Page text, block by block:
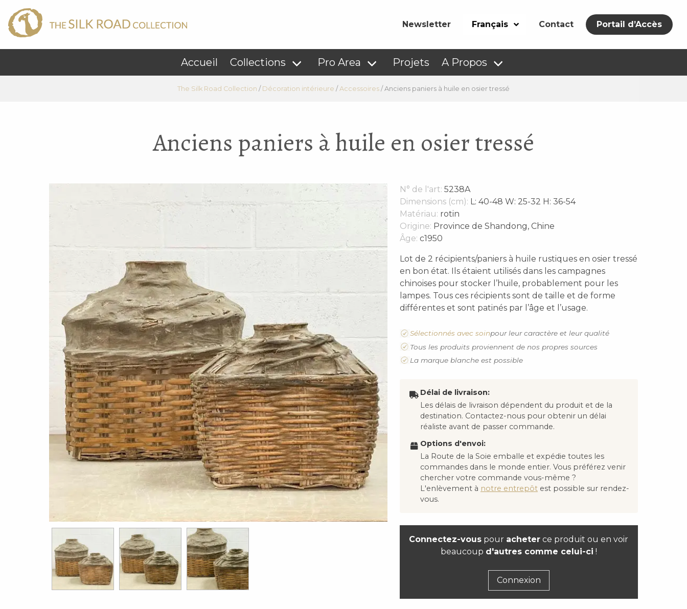
Newsletter Français Contact Portail d’Accès
Accueil Collections Pro Area Projets A Propos
The Silk Road Collection / Décoration intérieure / Accessoires / Anciens paniers à huile en osier tressé
Anciens paniers à huile en osier tressé
N° de l'art: 5238A
Dimensions (cm): L: 40-48 W: 25-32 H: 36-54
Matériau: rotin
Origine: Province de Shandong, Chine
Âge: c1950
Lot de 2 récipients/paniers à huile rustiques en osier tressé
en bon état. Ils étaient utilisés dans les campagnes
chinoises pour stocker l’huile, probablement pour les
lampes. Tous ces récipients sont de taille et de forme
différentes et sont patinés par l’âge et l’usage.
Sélectionnés avec soinpour leur caractère et leur qualité
Tous les produits proviennent de nos propres sources
La marque blanche est possible
Délai de livraison:
Les délais de livraison dépendent du produit et de la
destination. Contactez-nous pour obtenir un délai
réaliste avant de passer commande.
Options d'envoi:
La Route de la Soie emballe et expédie toutes les
commandes dans le monde entier. Vous préférez venir
chercher votre commande vous-même ?
L'enlèvement à notre entrepôtest possible sur rendez-
vous.
Connectez-vous pour acheter ce produit ou en voir
beaucoup d'autres comme celui-ci !
Connexion